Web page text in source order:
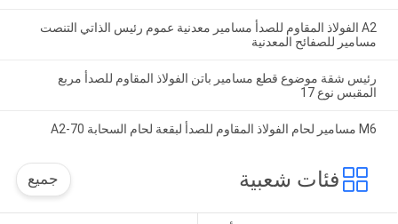
A2 الفولاذ المقاوم للصدأ مسامير معدنية عموم رئيس الذاتي التنصت
مسامير للصفائح المعدنية
رئيس شقة موضوع قطع مسامير باتن الفولاذ المقاوم للصدأ مربع
المقبس نوع 17
M6 مسامير لحام الفولاذ المقاوم للصدأ لبقعة لحام السحابة A2-70
فئات شعبية جميع